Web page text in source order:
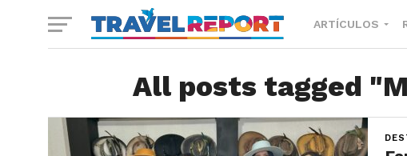
ARTÍCULOS
All posts tagged